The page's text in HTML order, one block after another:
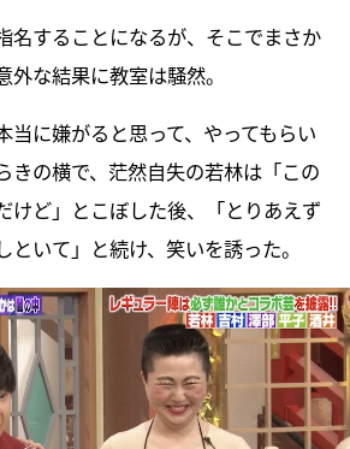
名することになるが、そこでまさか
な結果に教室は騒然。
当に嫌がると思って、やってもらい
きの横で、茫然自失の若林は「この
けど」とこぼした後、「とりあえず
といて」と続け、笑いを誘った。